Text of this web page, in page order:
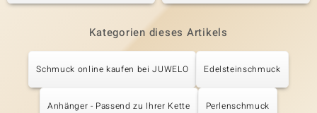
Kategorien dieses Artikels
Schmuck online kaufen bei JUWELO Edelsteinschmuck
Anhänger - Passend zu Ihrer Kette Perlenschmuck